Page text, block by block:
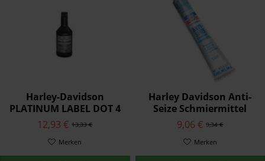
Harley-Davidson
PLATINUM LABEL DOT 4
BREMSFLÜSSIGKEIT - EU
41800773
13,33 €
12,93 €
Merken
Harley Davidson Anti-
Seize Schmiermittel
9,34 €
9,06 €
Merken